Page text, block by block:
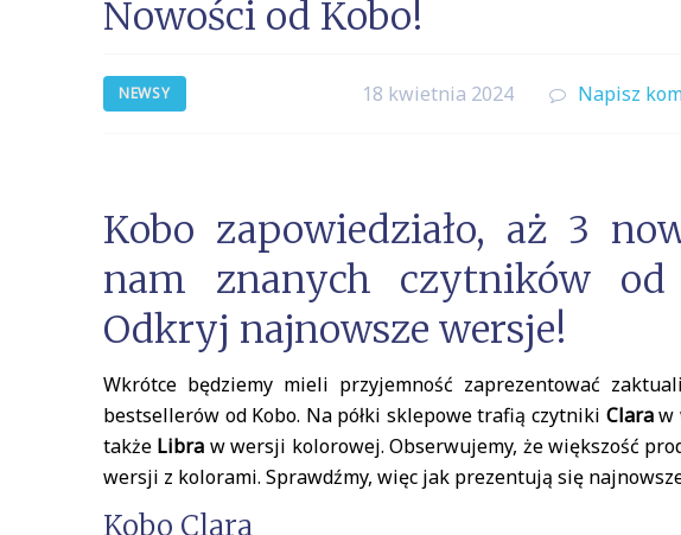
Nowości od Kobo!
NEWSY 18 kwietnia 2024 Napisz
Kobo zapowiedziało, aż 3
nam znanych czytników od
Odkryj najnowsze wersje!
Wkrótce będziemy mieli przyjemność zaprezentować
bestsellerów od Kobo. Na półki sklepowe trafią czytniki Claraw
także Libra w wersji kolorowej. Obserwujemy, że większość
wersji z kolorami. Sprawdźmy, więc jak prezentują się
Kobo Clara